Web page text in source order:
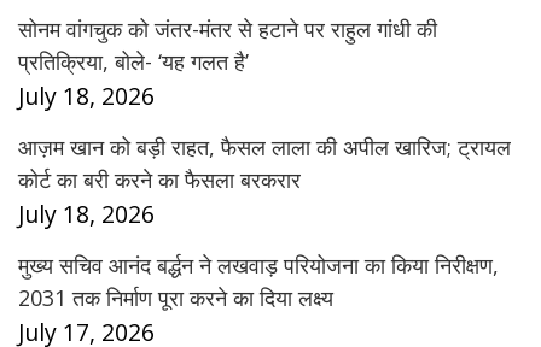
सोनम वांगचुक को जंतर-मंतर से हटाने पर राहुल गांधी की
प्रतिक्रिया, बोले- ‘यह गलत है’
July 18, 2026
आज़म खान को बड़ी राहत, फैसल लाला की अपील खारिज; ट्रायल
कोर्ट का बरी करने का फैसला बरकरार
July 18, 2026
मुख्य सचिव आनंद बर्द्धन ने लखवाड़ परियोजना का किया निरीक्षण,
2031 तक निर्माण पूरा करने का दिया लक्ष्य
July 17, 2026